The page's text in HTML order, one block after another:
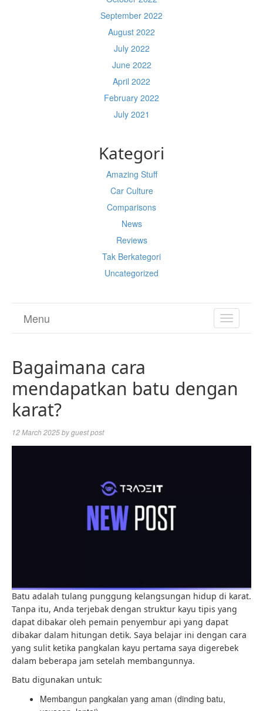
September 2022
August 2022
July 2022
June 2022
April 2022
February 2022
July 2021
Kategori
Amazing Stuff
Car Culture
Comparisons
News
Reviews
Tak Berkategori
Uncategorized
TOGGLE
Menu
Bagaimana cara
mendapatkan batu dengan
karat?
12 March 2025byguest post
Batu adalah tulang punggung kelangsungan hidup di karat.
Tanpa itu, Anda terjebak dengan struktur kayu tipis yang
dapat dibakar oleh pemain penyembur api yang dapat
dibakar dalam hitungan detik. Saya belajar ini dengan cara
yang sulit ketika pangkalan kayu pertama saya digerebek
dalam beberapa jam setelah membangunnya.
Batu digunakan untuk:
Membangun pangkalan yang aman (dinding batu,